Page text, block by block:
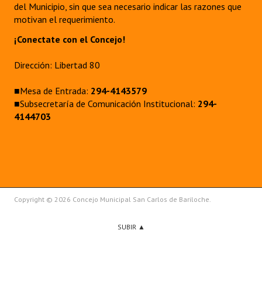
del Municipio, sin que sea necesario indicar las razones que
motivan el requerimiento.
¡Conectate con el Concejo!
Dirección: Libertad 80
■Mesa de Entrada: 294-4143579
■Subsecretaría de Comunicación Institucional: 294-
4144703
Copyright © 2026 Concejo Municipal San Carlos de Bariloche.
SUBIR ▲